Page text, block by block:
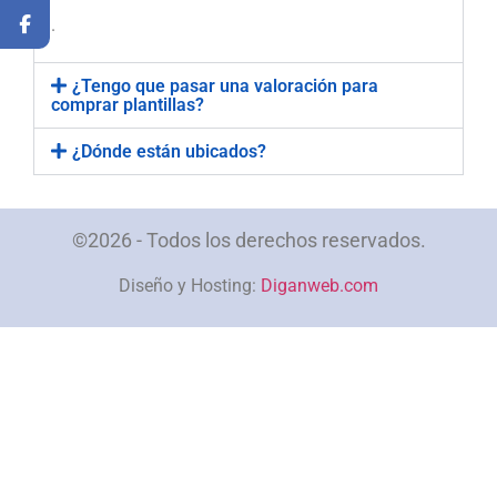
.
¿Tengo que pasar una valoración para
comprar plantillas?
¿Dónde están ubicados?
©2026 - Todos los derechos reservados.
Diseño y Hosting: Diganweb.com